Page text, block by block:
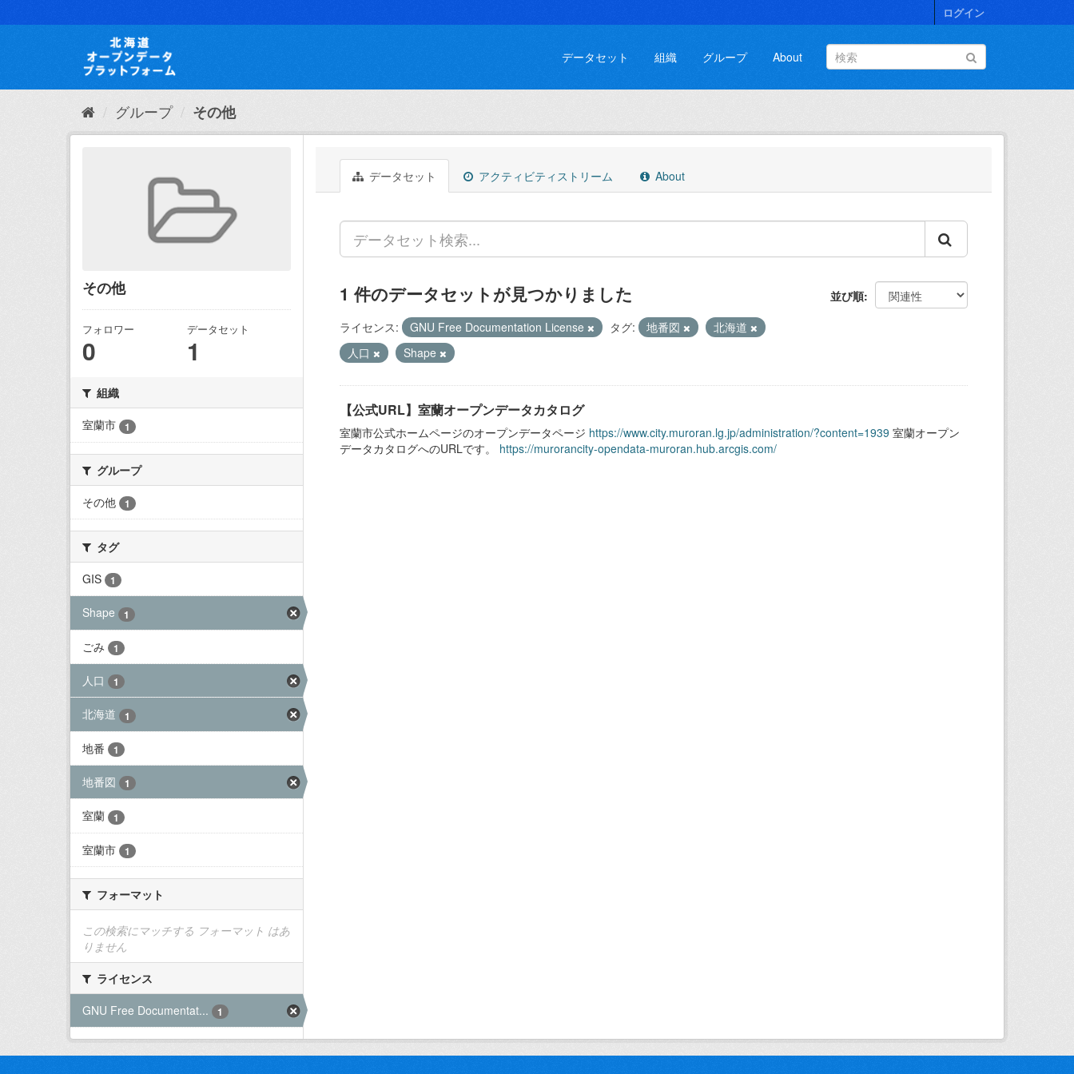
キ
て
ログイン
データセット 組織 グループ About
グループ その他
その他
フォロワー
0
データセット
1
組織
室蘭市
1
グループ
その他
1
タグ
GIS
1
Shape 1
ごみ 1
人口 1
北海道 1
地番 1
地番図 1
室蘭 1
室蘭市 1
フォーマット
この検索にマッチする フォーマット はあ
りません
ライセンス
GNU Free Documentat...
1
データセット アクティビティストリーム About
並び順
1 件のデータセットが見つかりました
ライセンス: GNU Free Documentation License タグ: 地番図
北海道
人口
Shape
【公式URL】室蘭オープンデータカタログ
室蘭市公式ホームページのオープンデータページ https://www.city.muroran.lg.jp/administration/?content=1939 室蘭オープン
データカタログへのURLです。 https://murorancity-opendata-muroran.hub.arcgis.com/